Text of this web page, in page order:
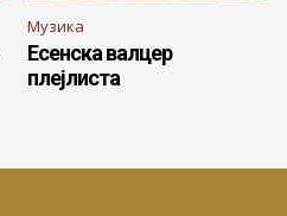
Музика
Есенска валцер
плејлиста